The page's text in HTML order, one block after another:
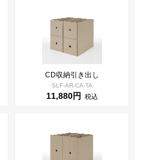
CD収納引き出し
SLF-AR-CA-TA
11,880円 税込